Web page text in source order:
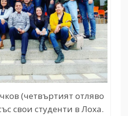
(четвъртият отляво
свои студенти в Лоха.